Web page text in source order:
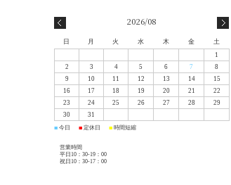
2026/08
日 月 火 水 木 金
土
1
2
3 4 5 6 7
8
9
10 11 12 13 14
15
16
17 18 19 20 21
22
23
24 25 26 27 28
29
30
31
■ 今日 ■ 定休日 ■ 時間短縮
営業時間
平日10：30-19：00
祝日10：30-17：00